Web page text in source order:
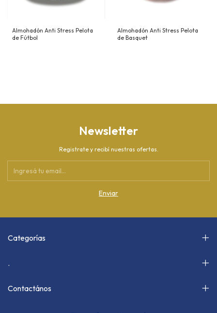
Almohadón Anti Stress Pelota
de Fútbol
Almohadón Anti Stress Pelota
de Basquet
Newsletter
Registrate y recibí nuestras ofertas.
Categorías
.
Contactános